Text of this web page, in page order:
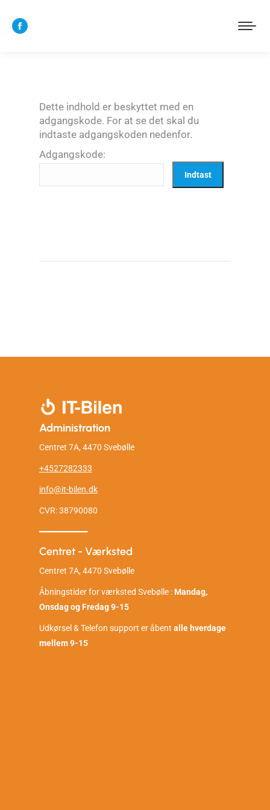
Facebook
windowDette indhold er beskyttet med en
adgangskode. For at se det skal du
indtaste adgangskoden nedenfor.
Adgangskode:
Administration
Centret 7A, 4470 Svebølle
+4527282333
info@it-bilen.dk
CVR: 38790080
━━━━━━━━━━
Centret - Værksted
Centret 7A, 4470 Svebølle
Åbningstider for værksted Svebølle : Mandag,
Onsdag og Fredag 9-15
Udkørsel & Telefon support er åbent alle hverdage
mellem 9-15